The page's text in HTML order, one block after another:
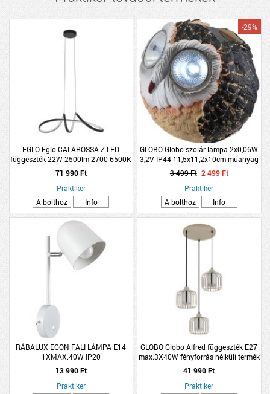
EGLO Eglo CALAROSSA-Z LED
függeszték 22W 2500lm 2700-6500K
IP20 RGB 75x23x110cm fekete-fehér
71 990 Ft
Praktiker
A bolthoz
Info
GLOBO Globo szolár lámpa 2x0,06W
3,2V IP44 11,5x11,2x10cm műanyag
bagoly vegyes
-29%
3 499 Ft 2 499 Ft
Praktiker
A bolthoz
Info
RÁBALUX EGON FALI LÁMPA E14
1XMAX.40W IP20
BILLENŐKAPCSOLÓVAL 11,5X33CM
MATT FEHÉR
13 990 Ft
Praktiker
GLOBO Globo Alfred függeszték E27
max.3X40W fényforrás nélküli termék
IP20 fém, homokszínű
41 990 Ft
Praktiker